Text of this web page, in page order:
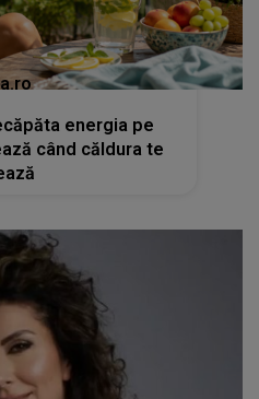
energia pe
când căldura te